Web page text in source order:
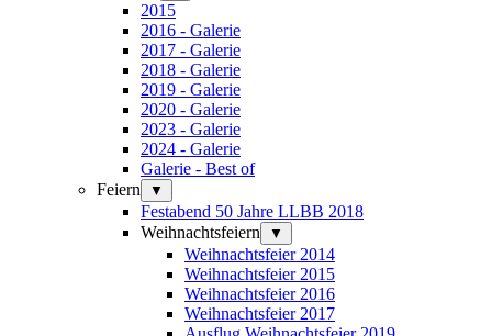
2015
2016 - Galerie
2017 - Galerie
2018 - Galerie
2019 - Galerie
2020 - Galerie
2023 - Galerie
2024 - Galerie
Galerie - Best of
Feiern
▼
Festabend 50 Jahre LLBB 2018
Weihnachtsfeiern
▼
Weihnachtsfeier 2014
Weihnachtsfeier 2015
Weihnachtsfeier 2016
Weihnachtsfeier 2017